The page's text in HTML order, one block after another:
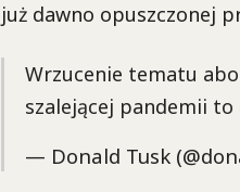
już dawno opuszczonej
Wrzucenie tematu
szalejącej pandemii to
— Donald Tusk